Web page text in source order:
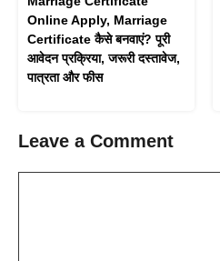
Online Apply, Marriage
Certificate कैसे बनवाएं? पूरी
आवेदन प्रक्रिया, जरूरी दस्तावेज,
पात्रता और फीस
Leave a Comment